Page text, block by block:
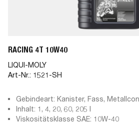
RACING 4T 10W40
LIQUI-MOLY
Art-Nr.: 1521-SH
Gebindeart: Kanister, Fass,
Inhalt: 1, 4, 20, 60, 205 l
Viskositätsklasse SAE: 10W-40